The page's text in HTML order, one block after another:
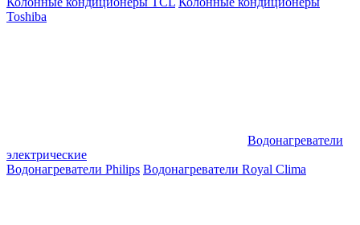
Toshiba
Водонагреватели
электрические
Водонагреватели Philips Водонагреватели Royal Clima